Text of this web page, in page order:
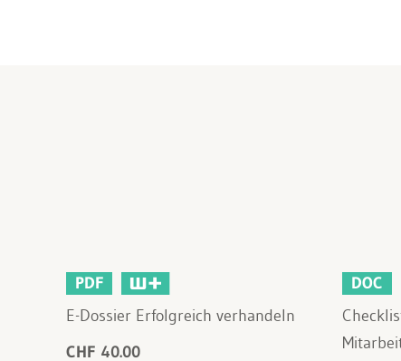
PDF
E-Dossier Erfolgreich verhandeln
CHF 40.00
DOC